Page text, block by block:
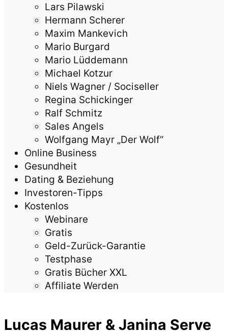
Lars Pilawski
Hermann Scherer
Maxim Mankevich
Mario Burgard
Mario Lüddemann
Michael Kotzur
Niels Wagner / Sociseller
Regina Schickinger
Ralf Schmitz
Sales Angels
Wolfgang Mayr „Der Wolf“
Online Business
Gesundheit
Dating & Beziehung
Investoren-Tipps
Kostenlos
Webinare
Gratis
Geld-Zurück-Garantie
Testphase
Gratis Bücher XXL
Affiliate Werden
Lucas Maurer & Janina Serve